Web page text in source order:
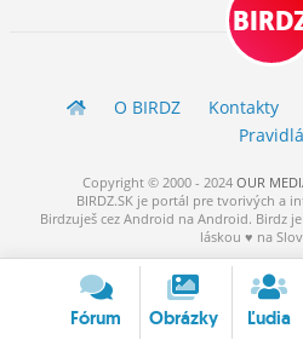
O BIRDZ Kontakty
Pravidlá
Copyright © 2000 - 2024 OUR
BIRDZ.SK je portál pre tvorivých a
Birdzuješ cez Android na Android. Birdz
láskou ♥ na
Fórum Obrázky Ľudia